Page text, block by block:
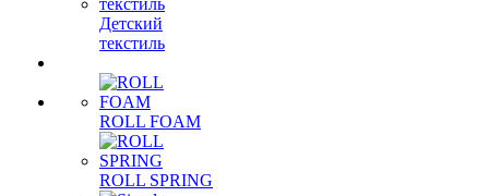
Детский
текстиль
ROLL FOAM
ROLL SPRING